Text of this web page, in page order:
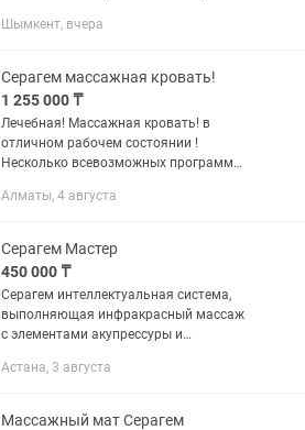
Шымкент, вчера
Серагем массажная кровать!
1 255 000 ₸
Лечебная! Массажная кровать! в
отличном рабочем состоянии !
Несколько всевозможных программ
кровообращение! Дарит энергию!
от...
Алматы, 4 августа
Серагем Мастер
450 000 ₸
Серагем интеллектуальная система,
выполняющая инфракрасный массаж
с элементами акупрессуры и
механической коррекции
остеохондроз,...
Астана, 3 августа
Массажный мат Серагем